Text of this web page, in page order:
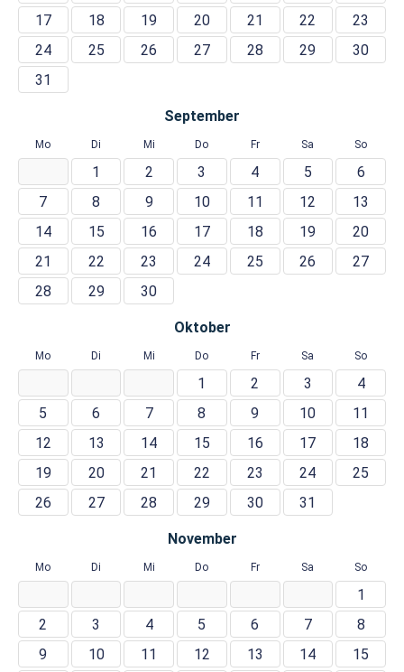
17
18 19 20 21 22
23
24
25 26 27 28 29
30
31
September
Mo Di Mi Do Fr Sa So
1 2 3 4 5
6
7
8 9 10 11 12
13
14
15 16 17 18 19
20
21
22 23 24 25 26
27
28
29 30
Oktober
Mo Di Mi Do Fr Sa So
1 2 3
4
5
6 7 8 9 10
11
12
13 14 15 16 17
18
19
20 21 22 23 24
25
26
27 28 29 30 31
November
Mo Di Mi Do Fr Sa So
1
2
3 4 5 6 7
8
9
10 11 12 13 14
15